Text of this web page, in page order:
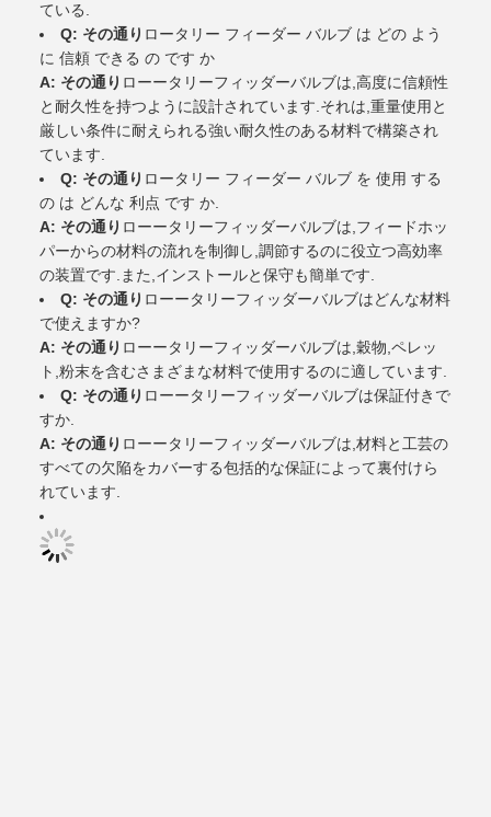
ている.
Q: その通り ロータリー フィーダー バルブ は どの よう
に 信頼 できる の です か
A: その通り ローータリーフィッダーバルブは,高度に信頼性
と耐久性を持つように設計されています.それは,重量使用と
厳しい条件に耐えられる強い耐久性のある材料で構築され
ています.
Q: その通り ロータリー フィーダー バルブ を 使用 する
の は どんな 利点 です か.
A: その通り ローータリーフィッダーバルブは,フィードホッ
パーからの材料の流れを制御し,調節するのに役立つ高効率
の装置です.また,インストールと保守も簡単です.
Q: その通り ローータリーフィッダーバルブはどんな材料
で使えますか?
A: その通り ローータリーフィッダーバルブは,穀物,ペレッ
ト,粉末を含むさまざまな材料で使用するのに適しています.
Q: その通り ローータリーフィッダーバルブは保証付きで
すか.
A: その通り ローータリーフィッダーバルブは,材料と工芸の
すべての欠陥をカバーする包括的な保証によって裏付けら
れています.